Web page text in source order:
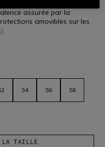
assurée par la
amovibles sur les
54 56 58
LA TAILLE